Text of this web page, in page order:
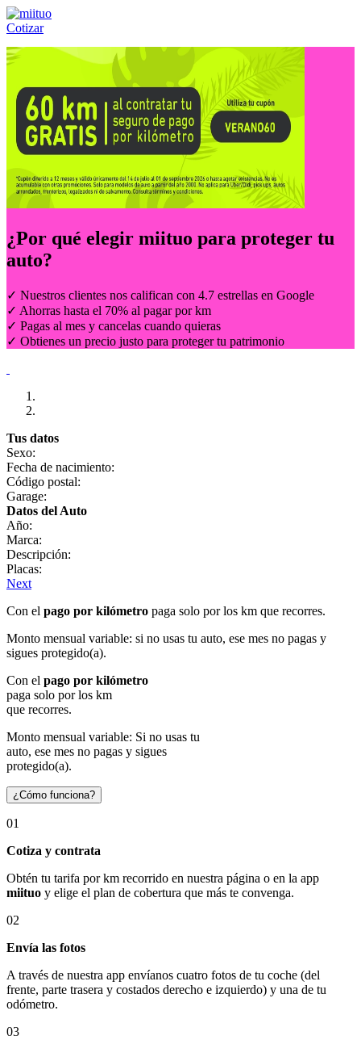
Cotizar
Llámanos al:(55) 84-21-05-00 ó
¿Por qué elegir miituo para proteger tu
auto?
✓ Nuestros clientes nos califican con 4.7 estrellas en Google
✓ Ahorras hasta el 70% al pagar por km
✓ Pagas al mes y cancelas cuando quieras
✓ Obtienes un precio justo para proteger tu patrimonio
Tus datos
Sexo:
Fecha de nacimiento:
Código postal:
Garage:
Datos del Auto
Año:
Marca:
Descripción:
Placas:
Next
Con el pago por kilómetro paga solo por los km que recorres.
Monto mensual variable: si no usas tu auto, ese mes no pagas y
sigues protegido(a).
Con el pago por kilómetro
paga solo por los km
que recorres.
Monto mensual variable: Si no usas tu
auto, ese mes no pagas y sigues
protegido(a).
¿Cómo funciona?
01
Cotiza y contrata
Obtén tu tarifa por km recorrido en nuestra página o en la app
miituo y elige el plan de cobertura que más te convenga.
02
Envía las fotos
A través de nuestra app envíanos cuatro fotos de tu coche (del
frente, parte trasera y costados derecho e izquierdo) y una de tu
odómetro.
03